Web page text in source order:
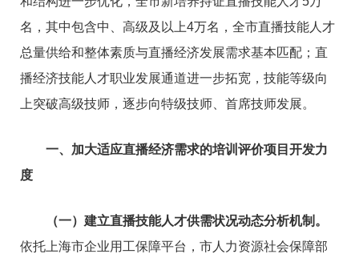
名，其中包含中、高级及以上4万名，全市直播技能人才
总量供给和整体素质与直播经济发展需求基本匹配；直
播经济技能人才职业发展通道进一步拓宽，技能等级向
上突破高级技师，逐步向特级技师、首席技师发展。
一、加大适应直播经济需求的培训评价项目开发力
度
（一）建立直播技能人才供需状况动态分析机制。
依托上海市企业用工保障平台，市人力资源社会保障部